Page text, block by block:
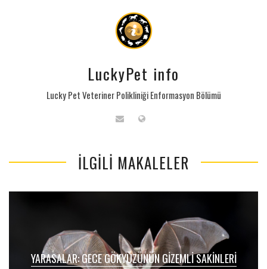
LuckyPet info
Lucky Pet Veteriner Polikliniği Enformasyon Bölümü
İLGILI MAKALELER
YARASALAR: GECE GÖKYÜZÜNÜN GIZEMLI SAKINLERI